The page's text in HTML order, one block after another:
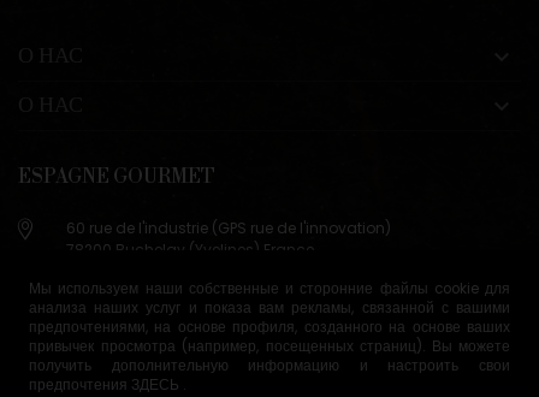
Мы используем наши собственные и сторонние файлы cookie для
анализа наших услуг и показа вам рекламы, связанной с вашими
предпочтениями, на основе профиля, созданного на основе ваших
привычек просмотра (например, посещенных страниц). Вы можете
получить дополнительную информацию и настроить свои
предпочтения ЗДЕСЬ .
ESPAGNE GOURMET
60 rue de l'industrie (GPS rue de l'innovation)
78200 Buchelay (Yvelines) France
+33 (0)9 83 29 36 98
info@espagne-gourmet.com
78200 Buchelay (Yvelines) France